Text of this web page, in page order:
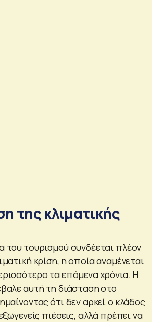
της κλιματικής
του τουρισμού συνδέεται πλέον
κρίση, η οποία αναμένεται
τα επόμενα χρόνια. Η
αυτή τη διάσταση στο
ότι δεν αρκεί ο κλάδος
πιέσεις, αλλά πρέπει να